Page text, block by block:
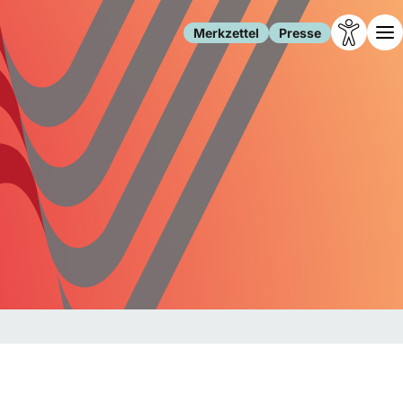
Merkzettel Presse
Leben
Familie
Freizeit
Gesundheit
Internet
Gesellschaft
Forschung
Migration
Polizei